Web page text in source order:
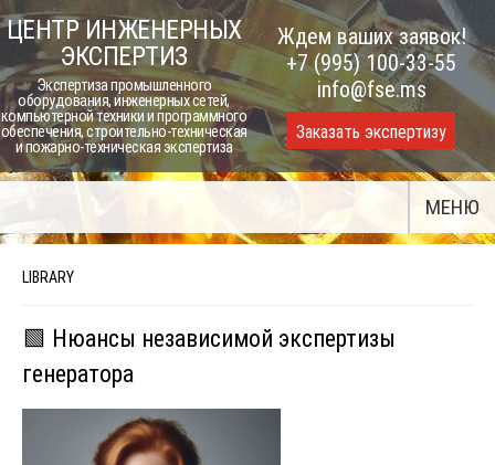
Skip
to
content
ЦЕНТР ИНЖЕНЕРНЫХ
ЭКСПЕРТИЗ
Экспертиза промышленного
оборудования, инженерных сетей,
компьютерной техники и программного
обеспечения, строительно-техническая
и пожарно-техническая экспертиза
Ждем ваших заявок!
+7 (995) 100-33-55
info@fse.ms
Заказать экспертизу
МЕНЮ
LIBRARY
🟩 Нюансы независимой экспертизы
генератора